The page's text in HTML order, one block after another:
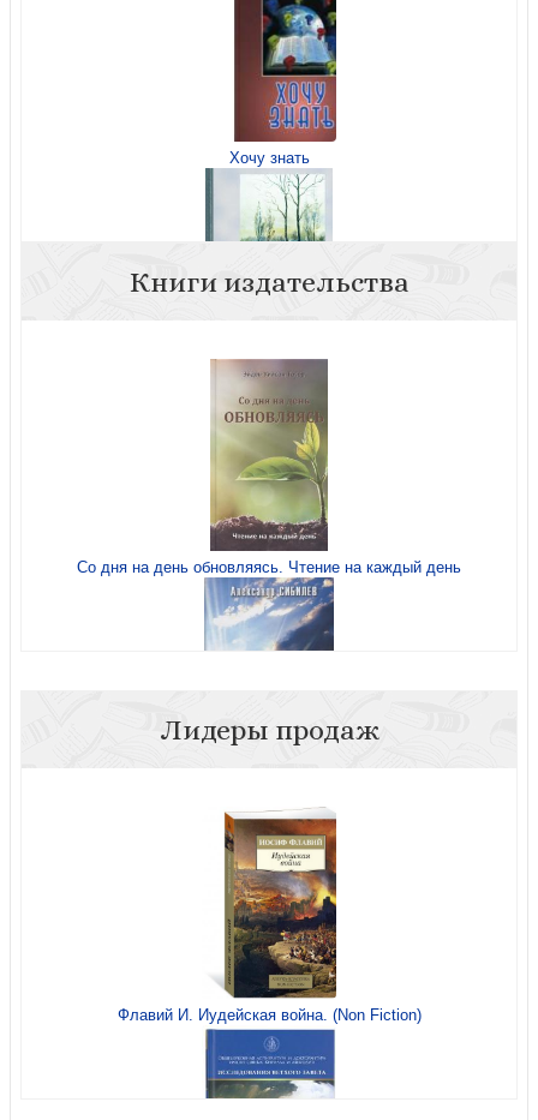
Хочу знать
Под покровом Всевышнего
Пропадал и нашелся
Лицом к свету
Вчера и сегодня: Жизнь — как она есть
Книги издательства
Со дня на день обновляясь. Чтение на каждый день
Библия каноническая (юбилейное издание, малый
формат)
Лидеры продаж
Флавий И. Иудейская война. (Non Fiction)